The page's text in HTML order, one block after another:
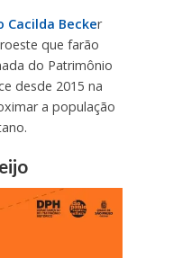
Cacilda Becker
que farão
do Patrimônio
desde 2015 na
a população